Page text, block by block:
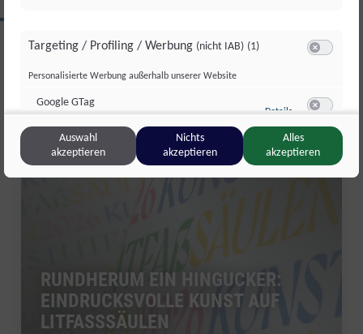
RUNDHERUM EIN HINGUCKER:
EINDRUCKSVOLLE KUNST AUF
LITFASSSÄULEN
Salzburg Magazin
Targeting / Profiling / Werbung (nicht IAB) (1)
Personalisierte Werbung außerhalb unserer Website
Google GTag
Google Ireland Limited, Irland Details zu Google GTag
Sonstige Inhalte(nicht IAB) (2)
YouTube
Google Ireland Limited, Irland Details
Auswahl
akzeptieren
Nichts
akzeptieren
Alles
akzeptieren